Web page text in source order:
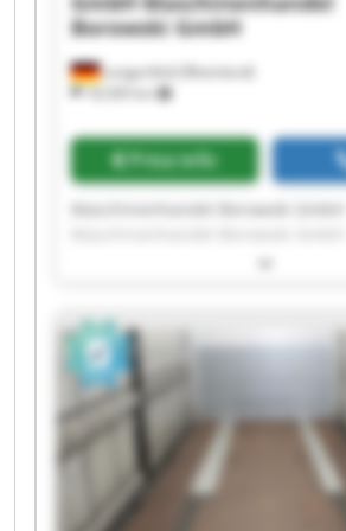
Langenfeld (Rheinland)
18,569 km
Borowski GmbH
Price info
Maschinenhandel Borowski GmbH
Maschinenhandel Borowski GmbH
Maschinenhandel Borowski GmbH
Maschinenhandel Borowski GmbH
Maschinenhandel Borowski GmbH
Maschinenhandel Borowski GmbH
Maschinenhandel Borowski GmbH
Maschinenhandel Borowski GmbH
Maschinenhandel Borowski GmbH
Maschinenhandel Borowski GmbH
Maschinenhandel Borowski GmbH